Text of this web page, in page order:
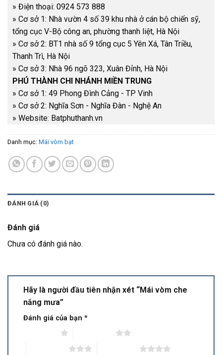
» Điện thoại​: 0924 573 888
» Cơ sở 1: Nhà vườn 4 số 39 khu nhà ở cán bộ chiến sỹ,
tổng cục V-Bộ công an, phường thanh liệt, Hà Nội
» Cơ sở 2: BT1 nhà số 9 tổng cục 5 Yên Xá, Tân Triều,
Thanh Trì, Hà Nội
» Cơ sở 3: Nhà 96 ngõ 323, Xuân Đỉnh, Hà Nội
PHÚ THÀNH CHI NHÁNH MIỀN TRUNG
» Cơ sở 1: 49 Phong Đình Cảng - TP Vinh
» Cơ sở 2: Nghĩa Sơn - Nghĩa Đàn - Nghệ An
» Website: Batphuthanh.vn
Danh mục: Mái vòm bạt
ĐÁNH GIÁ (0)
Đánh giá
Chưa có đánh giá nào.
Hãy là người đầu tiên nhận xét “Mái vòm che
nắng mưa”
Đánh giá của bạn *